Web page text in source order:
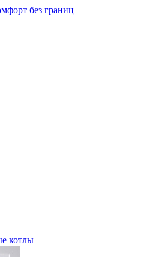
без границ
котлы